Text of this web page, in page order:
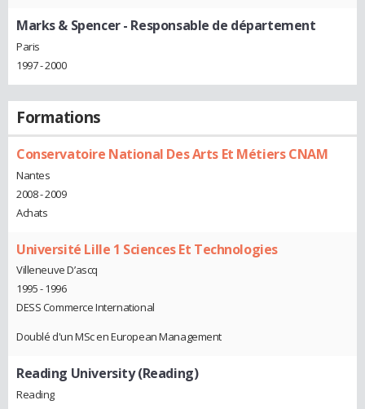
Marks & Spencer- Responsable de département
Paris
1997 - 2000
Formations
Conservatoire National Des Arts Et Métiers CNAM
Nantes
2008 - 2009
Achats
Université Lille 1 Sciences Et Technologies
Villeneuve D’ascq
1995 - 1996
DESS Commerce International
Doublé d'un MSc en European Management
Reading University (Reading)
Reading